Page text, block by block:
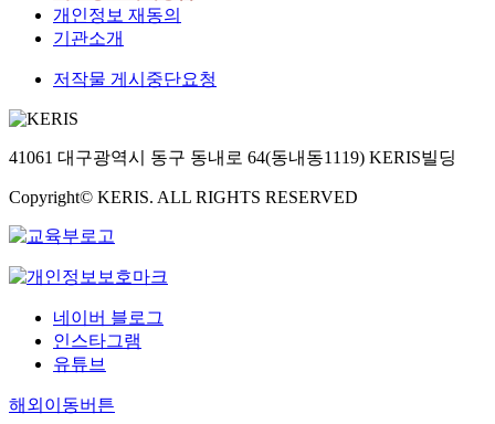
개인정보 재동의
기관소개
저작물 게시중단요청
41061 대구광역시 동구 동내로 64(동내동1119) KERIS빌딩
Copyright© KERIS. ALL RIGHTS RESERVED
네이버 블로그
인스타그램
유튜브
해외이동버튼